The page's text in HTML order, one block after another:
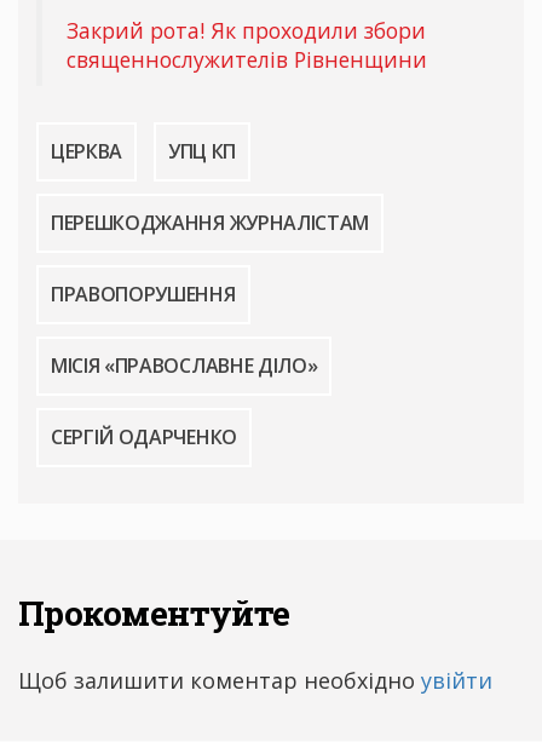
Закрий рота! Як проходили збори
священнослужителів Рівненщини
ЦЕРКВА УПЦ КП
ПЕРЕШКОДЖАННЯ ЖУРНАЛІСТАМ
ПРАВОПОРУШЕННЯ
МІСІЯ «ПРАВОСЛАВНЕ ДІЛО»
СЕРГІЙ ОДАРЧЕНКО
Прокоментуйте
Щоб залишити коментар необхідно увійти